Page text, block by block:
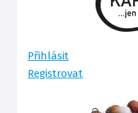
Přihlásit
Registrovat